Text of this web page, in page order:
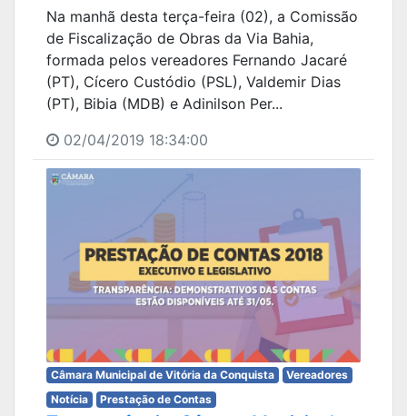
Na manhã desta terça-feira (02), a Comissão
de Fiscalização de Obras da Via Bahia,
formada pelos vereadores Fernando Jacaré
(PT), Cícero Custódio (PSL), Valdemir Dias
(PT), Bibia (MDB) e Adinilson Per...
02/04/2019 18:34:00
Câmara Municipal de Vitória da Conquista
Vereadores
Notícia
Prestação de Contas